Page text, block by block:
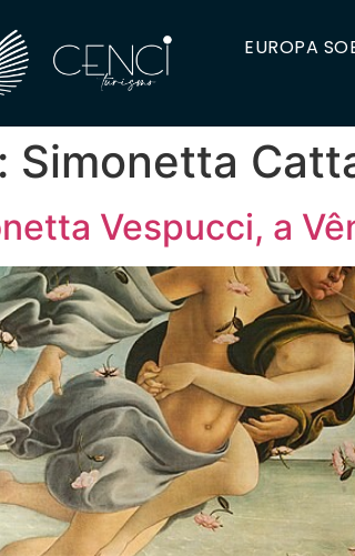
EUROPA
Simonetta
Vespucci, a